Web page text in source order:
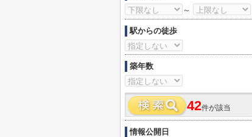
～
駅からの徒歩
築年数
42件が該当
情報公開日